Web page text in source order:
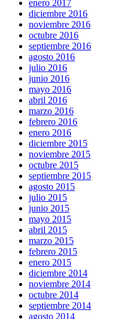
enero 2017
diciembre 2016
noviembre 2016
octubre 2016
septiembre 2016
agosto 2016
julio 2016
junio 2016
mayo 2016
abril 2016
marzo 2016
febrero 2016
enero 2016
diciembre 2015
noviembre 2015
octubre 2015
septiembre 2015
agosto 2015
julio 2015
junio 2015
mayo 2015
abril 2015
marzo 2015
febrero 2015
enero 2015
diciembre 2014
noviembre 2014
octubre 2014
septiembre 2014
agosto 2014